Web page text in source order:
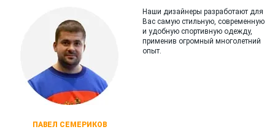
ПАВЕЛ СЕМЕРИКОВ
Наши дизайнеры разработают для
Вас самую стильную, современную
и удобную спортивную одежду,
применив огромный многолетний
опыт.